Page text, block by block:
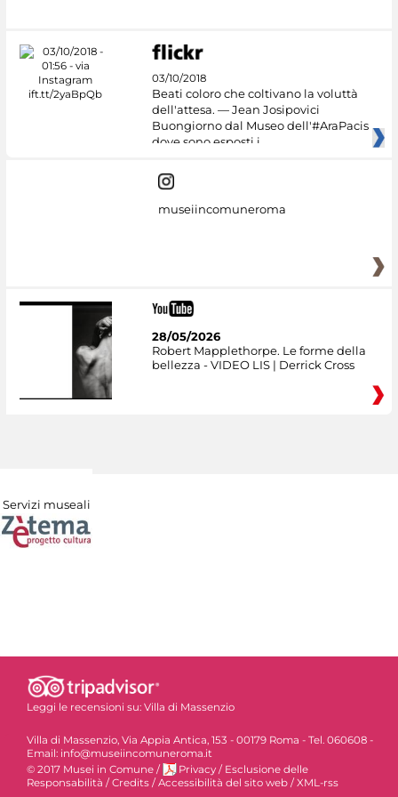
03/10/2018
Beati coloro che coltivano la voluttà
dell'attesa. — Jean Josipovici
Buongiorno dal Museo dell'#AraPacis
dove sono esposti i
museiincomuneroma
28/05/2026
Robert Mapplethorpe. Le forme della
bellezza - VIDEO LIS | Derrick Cross
Servizi museali
Leggi le recensioni su: Villa di Massenzio
Villa di Massenzio, Via Appia Antica, 153 - 00179 Roma - Tel. 060608 -
Email: info@museiincomuneroma.it
© 2017 Musei in Comune / Privacy / Esclusione delle
Responsabilità / Credits / Accessibilità del sito web / XML-rss